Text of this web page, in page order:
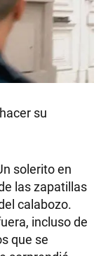
su
solerito en
las zapatillas
calabozo.
incluso de
que se